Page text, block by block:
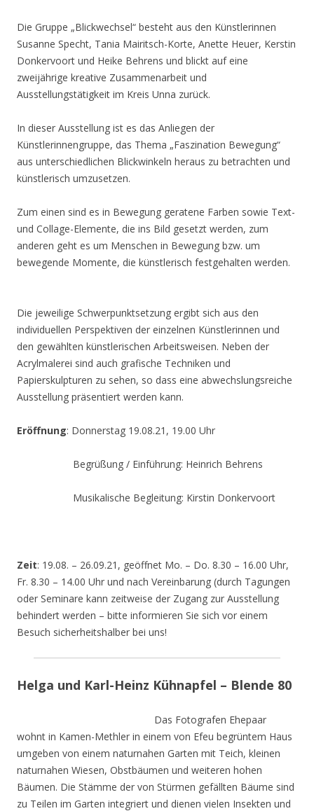
Die Gruppe „Blickwechsel“ besteht aus den Künstlerinnen
Susanne Specht, Tania Mairitsch-Korte, Anette Heuer, Kerstin
Donkervoort und Heike Behrens und blickt auf eine
zweijährige kreative Zusammenarbeit und
Ausstellungstätigkeit im Kreis Unna zurück.
In dieser Ausstellung ist es das Anliegen der
Künstlerinnengruppe, das Thema „Faszination Bewegung“
aus unterschiedlichen Blickwinkeln heraus zu betrachten und
künstlerisch umzusetzen.
Zum einen sind es in Bewegung geratene Farben sowie Text-
und Collage-Elemente, die ins Bild gesetzt werden, zum
anderen geht es um Menschen in Bewegung bzw. um
bewegende Momente, die künstlerisch festgehalten werden.
Die jeweilige Schwerpunktsetzung ergibt sich aus den
individuellen Perspektiven der einzelnen Künstlerinnen und
den gewählten künstlerischen Arbeitsweisen. Neben der
Acrylmalerei sind auch grafische Techniken und
Papierskulpturen zu sehen, so dass eine abwechslungsreiche
Ausstellung präsentiert werden kann.
Eröffnung: Donnerstag 19.08.21, 19.00 Uhr
Begrüßung / Einführung: Heinrich Behrens
Musikalische Begleitung: Kirstin Donkervoort
Zeit: 19.08. – 26.09.21, geöffnet Mo. – Do. 8.30 – 16.00 Uhr,
Fr. 8.30 – 14.00 Uhr und nach Vereinbarung (durch Tagungen
oder Seminare kann zeitweise der Zugang zur Ausstellung
behindert werden – bitte informieren Sie sich vor einem
Besuch sicherheitshalber bei uns!
Helga und Karl-Heinz Kühnapfel – Blende 80
Das Fotografen Ehepaar
wohnt in Kamen-Methler in einem von Efeu begrüntem Haus
umgeben von einem naturnahen Garten mit Teich, kleinen
naturnahen Wiesen, Obstbäumen und weiteren hohen
Bäumen. Die Stämme der von Stürmen gefällten Bäume sind
zu Teilen im Garten integriert und dienen vielen Insekten und